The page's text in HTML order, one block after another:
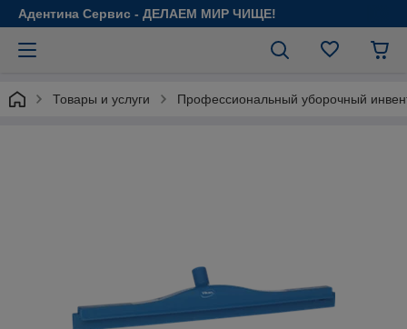
Адентина Сервис - ДЕЛАЕМ МИР ЧИЩЕ!
Товары и услуги Профессиональный уборочный